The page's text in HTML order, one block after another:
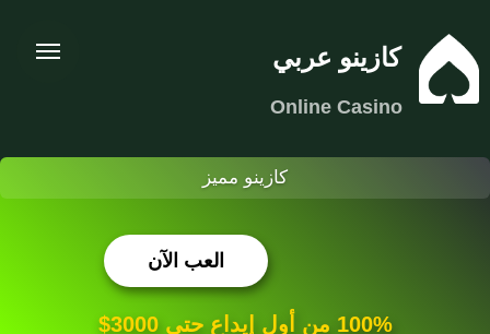
كازينو عربي
Online Casino
كازينو مميز
العب الآن
100% من أول إيداع حتى 3000$